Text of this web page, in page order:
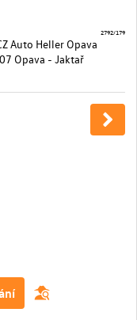
Auto Heller Opava
Opava - Jaktař
2792/179